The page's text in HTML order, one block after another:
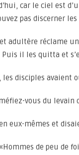
car le ciel est
pas discerner les
adultère réclame
Puis il les quitta et
les disciples avaient
vous du levain
eux-mêmes et
de peu de